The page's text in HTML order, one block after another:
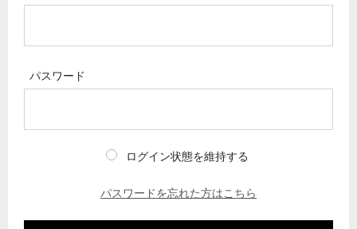
パスワード
ログイン状態を維持する
パスワードを忘れた方はこちら